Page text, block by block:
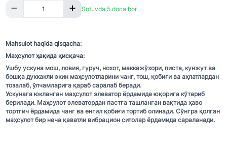
Sotuvda 5 dona bor
Mahsulot haqida qisqacha:
Маҳсулот ҳақида қисқача:
Ушбу ускуна мош, ловия, гуруч, нохот, маккажўхори, писта, кунжут ва
бошқа дуккакли экин маҳсулотларини чанг, тош, қобиғи ва аҳлатлардан
тозалаб, ўлчамларига қараб саралаб беради.
Ускунага юкланган маҳсулот элеватор ёрдамида юқорига кўтариб
берилади. Маҳсулот элеватордан пастга ташланган вақтида ҳаво
тортгич ёрдамида чанг ва енгил қобиғи тортиб олинади. Сўнгра қолган
маҳсулот бир неча қаватли вибрацион ситолар ёрдамида сараланади.